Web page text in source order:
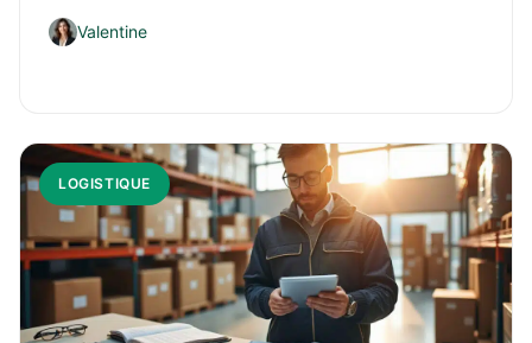
Valentine
LOGISTIQUE